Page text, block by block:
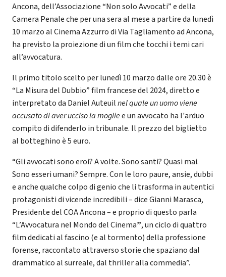
Ancona, dell’Associazione “Non solo Avvocati” e della
Camera Penale che per una sera al mese a partire da lunedì
10 marzo al Cinema Azzurro di Via Tagliamento ad Ancona,
ha previsto la proiezione di un film che tocchi i temi cari
all’avvocatura.
Il primo titolo scelto per lunedì 10 marzo dalle ore 20.30 è
“La Misura del Dubbio” film francese del 2024, diretto e
interpretato da Daniel Auteuilnel quale un uomo viene
accusato di aver ucciso la mogliee un avvocato ha l'arduo
compito di difenderlo in tribunale. Il prezzo del biglietto
al botteghino è 5 euro.
“Gli avvocati sono eroi? A volte. Sono santi? Quasi mai.
Sono esseri umani? Sempre. Con le loro paure, ansie, dubbi
e anche qualche colpo di genio che li trasforma in autentici
protagonisti di vicende incredibili – dice Gianni Marasca,
Presidente del COA Ancona – e proprio di questo parla
“L’Avvocatura nel Mondo del Cinema”, un ciclo di quattro
film dedicati al fascino (e al tormento) della professione
forense, raccontato attraverso storie che spaziano dal
drammatico al surreale, dal thriller alla commedia”.